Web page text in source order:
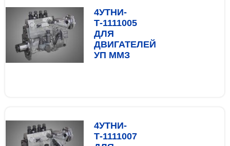
4УТНИ-
Т-1111005
ДЛЯ
ДВИГАТЕЛЕЙ
УП ММЗ
4УТНИ-
Т-1111007